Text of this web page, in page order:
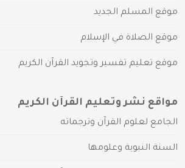
موقع المسلم الجديد
موقع الصلاة في الإسلام
موقع تعليم تفسير وتجويد القرآن الكريم
مواقع نشر وتعليم القرآن الكريم
الجامع لعلوم القرآن وترجماته
السنة النبوية وعلومها